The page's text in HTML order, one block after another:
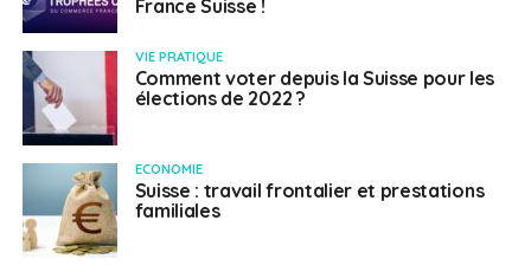
France Suisse !
VIE PRATIQUE
Comment voter depuis la Suisse pour les
élections de 2022 ?
ECONOMIE
Suisse : travail frontalier et prestations
familiales